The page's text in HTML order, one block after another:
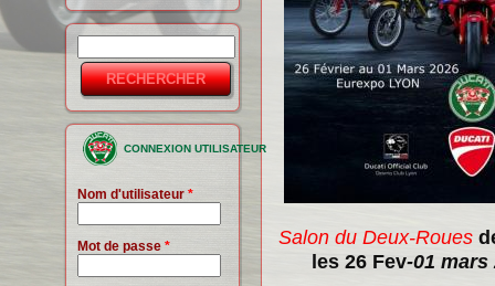
Formulaire
de
recherche
CONNEXION UTILISATEUR
Nom d'utilisateur *
Mot de passe * Salon du Deux-Roues
les 26 Fev-01 mars